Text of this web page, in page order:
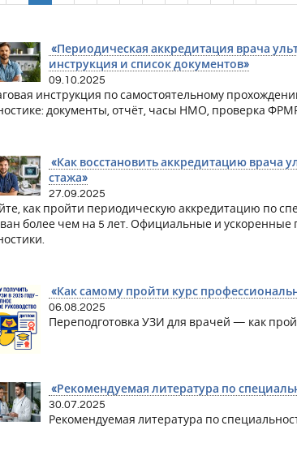
«Периодическая аккредитация врача
инструкция и список документов»
09.10.2025
инструкция по самостоятельному
документы, отчёт, часы НМО, проверка
«Как восстановить аккредитацию врача
стажа»
27.09.2025
как пройти периодическую аккредитацию по
более чем на 5 лет. Официальные и ускоренные
«Как самому пройти курс
06.08.2025
Переподготовка УЗИ для врачей — как
«Рекомендуемая литература по
30.07.2025
Рекомендуемая литература по